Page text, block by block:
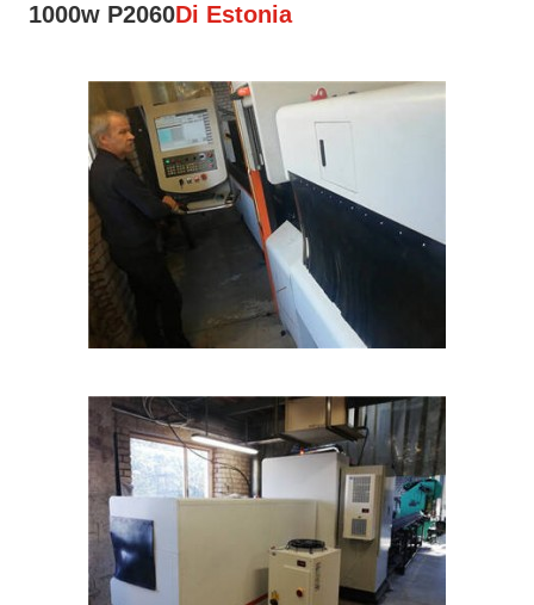
1000w P2060Di Estonia